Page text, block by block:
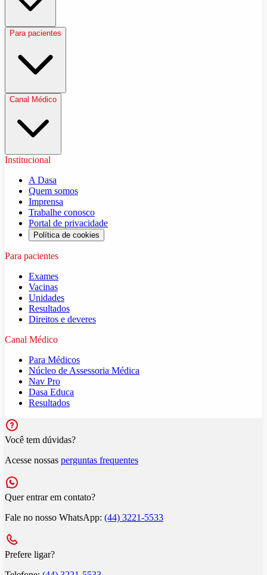
Para pacientes
Canal Médico
Institucional
A Dasa
Quem somos
Imprensa
Trabalhe conosco
Portal de privacidade
Política de cookies
Para pacientes
Exames
Vacinas
Unidades
Resultados
Direitos e deveres
Canal Médico
Para Médicos
Núcleo de Assessoria Médica
Nav Pro
Dasa Educa
Resultados
Você tem dúvidas?
Acesse nossas perguntas frequentes
Quer entrar em contato?
Fale no nosso WhatsApp: (44) 3221-5533
Prefere ligar?